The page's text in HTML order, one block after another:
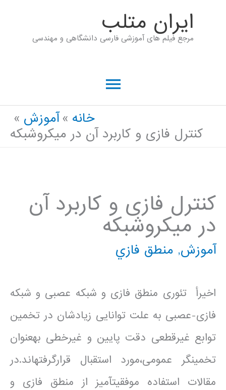
ايران متلب
مرجع فیلم های آموزشی فارسی دانشگاهی و مهندسی
فهرست
اصلی
خانه
آموزش
کنترل فازی و کاربرد آن در میکروشبکه
کنترل فازی و کاربرد آن
در میکروشبکه
آموزش, منطق فازي
اخیرأ تئوری منطق فازی و شبکه عصبی و شبکه
فازی-عصبی به علت توانایی زیادشان در تخمین
توابع غیرقطعی دقت پایین و غیرخطی به­عنوان
تخمین­گر عمومی،مورد استقبال قرارگرفته­اند.در
مقالات استفاده موفقیت­آمیز از منطق فازی و